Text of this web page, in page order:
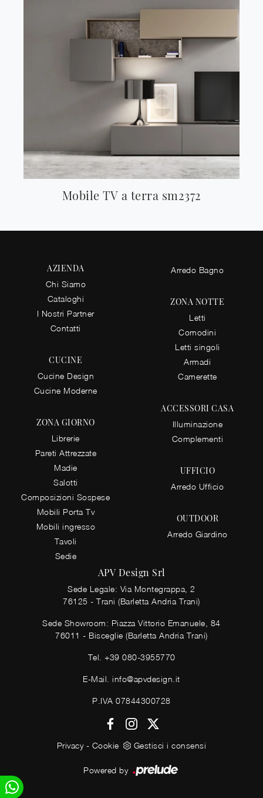
Mobile TV a terra sm2372
AZIENDA
Chi Siamo
Cataloghi
I Nostri Partner
Contatti
CUCINE
Cucine Design
Cucine Moderne
ZONA GIORNO
Librerie
Pareti Attrezzate
Madie
Salotti
Composizioni Sospese
Mobili Porta Tv
Mobili ingresso
Tavoli
Sedie
Arredo Bagno
ZONA NOTTE
Letti
Comodini
Letti singoli
Armadi
Camerette
ACCESSORI CASA
Illuminazione
Complementi
UFFICIO
Arredo Ufficio
OUTDOOR
Arredo Giardino
APV Design Srl
Sede Legale: Via Montegrappa, 2
76125 - Trani (Barletta Andria Trani)
Sede Showroom: Piazza Vittorio Emanuele, 84
76011 - Bisceglie (Barletta Andria Trani)
Tel. +39 080-3955770
E-Mail.info@apvdesign.it
P.IVA 07844300728
Privacy- Cookie Gestisci i consensi
Powered by